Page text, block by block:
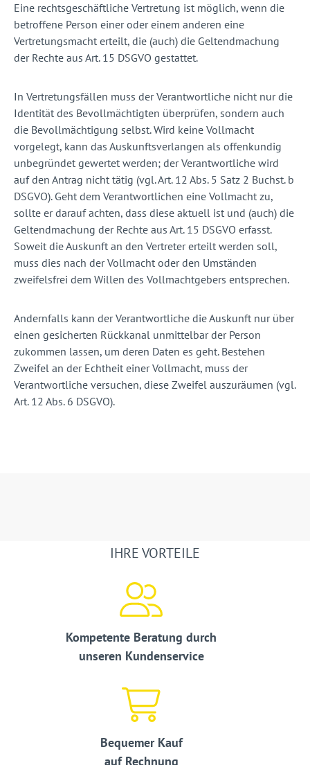
Eine rechtsgeschäftliche Vertretung ist möglich, wenn die
betroffene Person einer oder einem anderen eine
Vertretungsmacht erteilt, die (auch) die Geltendmachung
der Rechte aus Art. 15 DSGVO gestattet.
In Vertretungsfällen muss der Verantwortliche nicht nur die
Identität des Bevollmächtigten überprüfen, sondern auch
die Bevollmächtigung selbst. Wird keine Vollmacht
vorgelegt, kann das Auskunftsverlangen als offenkundig
unbegründet gewertet werden; der Verantwortliche wird
auf den Antrag nicht tätig (vgl. Art. 12 Abs. 5 Satz 2 Buchst. b
DSGVO). Geht dem Verantwortlichen eine Vollmacht zu,
sollte er darauf achten, dass diese aktuell ist und (auch) die
Geltendmachung der Rechte aus Art. 15 DSGVO erfasst.
Soweit die Auskunft an den Vertreter erteilt werden soll,
muss dies nach der Vollmacht oder den Umständen
zweifelsfrei dem Willen des Vollmachtgebers entsprechen.
Andernfalls kann der Verantwortliche die Auskunft nur über
einen gesicherten Rückkanal unmittelbar der Person
zukommen lassen, um deren Daten es geht. Bestehen
Zweifel an der Echtheit einer Vollmacht, muss der
Verantwortliche versuchen, diese Zweifel auszuräumen (vgl.
Art. 12 Abs. 6 DSGVO).
IHRE VORTEILE
Kompetente Beratung durch
unseren Kundenservice
Bequemer Kauf
auf Rechnung